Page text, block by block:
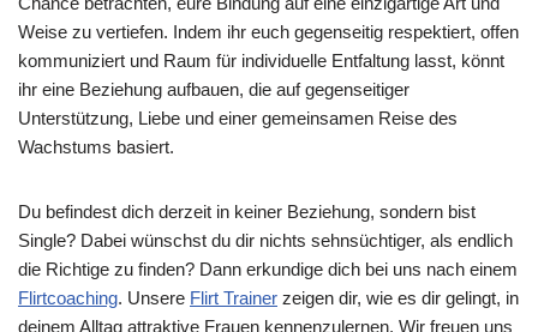
Weise zu vertiefen. Indem ihr euch gegenseitig respektiert, offen
kommuniziert und Raum für individuelle Entfaltung lasst, könnt
ihr eine Beziehung aufbauen, die auf gegenseitiger
Unterstützung, Liebe und einer gemeinsamen Reise des
Wachstums basiert.
Du befindest dich derzeit in keiner Beziehung, sondern bist
Single? Dabei wünschst du dir nichts sehnsüchtiger, als endlich
die Richtige zu finden? Dann erkundige dich bei uns nach einem
Flirtcoaching. Unsere Flirt Trainer zeigen dir, wie es dir gelingt, in
deinem Alltag attraktive Frauen kennenzulernen. Wir freuen uns